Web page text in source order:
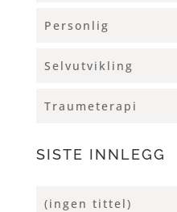
Personlig
Selvutvikling
Traumeterapi
SISTE INNLEGG
(ingen tittel)